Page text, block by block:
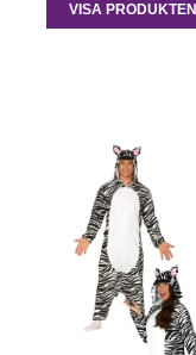
VISA PRODUKTEN